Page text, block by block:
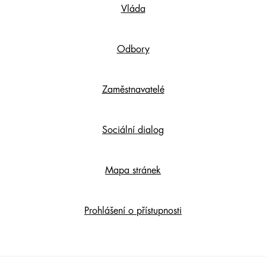
Vláda
Odbory
Zaměstnavatelé
Sociální dialog
Mapa stránek
Prohlášení o přístupnosti